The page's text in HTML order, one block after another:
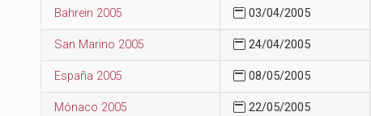
Bahrein 2005 03/04/2005
San Marino 2005 24/04/2005
España 2005 08/05/2005
Mónaco 2005 22/05/2005